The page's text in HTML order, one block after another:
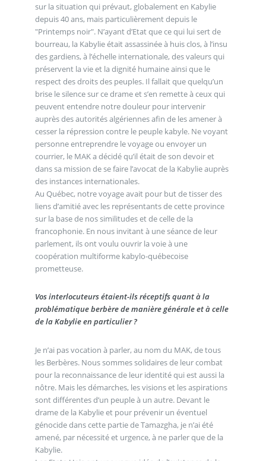
sur la situation qui prévaut, globalement en Kabylie
depuis 40 ans, mais particulièrement depuis le
"Printemps noir". N’ayant d’Etat que ce qui lui sert de
bourreau, la Kabylie était assassinée à huis clos, à l’insu
des gardiens, à l’échelle internationale, des valeurs qui
préservent la vie et la dignité humaine ainsi que le
respect des droits des peuples. Il fallait que quelqu’un
brise le silence sur ce drame et s’en remette à ceux qui
peuvent entendre notre douleur pour intervenir
auprès des autorités algériennes afin de les amener à
cesser la répression contre le peuple kabyle. Ne voyant
personne entreprendre le voyage ou envoyer un
courrier, le MAK a décidé qu’il était de son devoir et
dans sa mission de se faire l’avocat de la Kabylie auprès
des instances internationales.
Au Québec, notre voyage avait pour but de tisser des
liens d’amitié avec les représentants de cette province
sur la base de nos similitudes et de celle de la
francophonie. En nous invitant à une séance de leur
parlement, ils ont voulu ouvrir la voie à une
coopération multiforme kabylo-québecoise
prometteuse.
Vos interlocuteurs étaient-ils réceptifs quant à la
problématique berbère de manière générale et à celle
de la Kabylie en particulier ?
Je n’ai pas vocation à parler, au nom du MAK, de tous
les Berbères. Nous sommes solidaires de leur combat
pour la reconnaissance de leur identité qui est aussi la
nôtre. Mais les démarches, les visions et les aspirations
sont différentes d’un peuple à un autre. Devant le
drame de la Kabylie et pour prévenir un éventuel
génocide dans cette partie de Tamazgha, je n’ai été
amené, par nécessité et urgence, à ne parler que de la
Kabylie.